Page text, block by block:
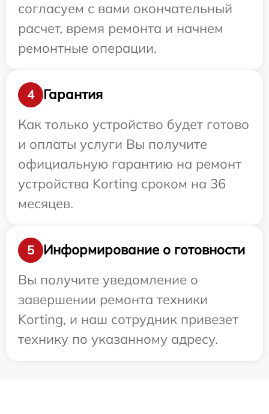
согласуем с вами окончательный
расчет, время ремонта и начнем
ремонтные операции.
4
Гарантия
Как только устройство будет готово
и оплаты услуги Вы получите
официальную гарантию на ремонт
устройства Korting сроком на 36
месяцев.
5
Информирование о готовности
Вы получите уведомление о
завершении ремонта техники
Korting, и наш сотрудник привезет
технику по указанному адресу.